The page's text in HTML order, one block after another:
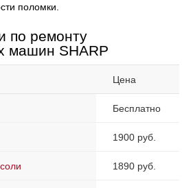
поломки.
по ремонту
машин SHARP
Цена
Бесплатно
1900 руб.
1890 руб.